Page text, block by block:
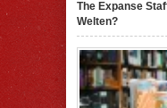
The Expanse
Welten?